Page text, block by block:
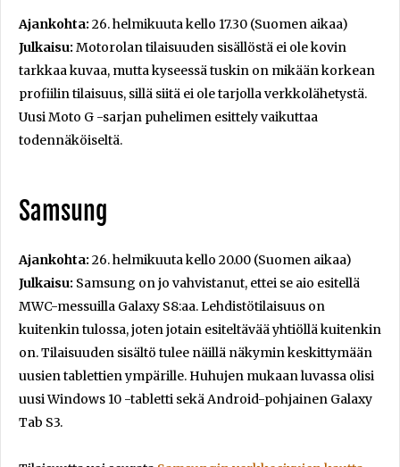
Ajankohta: 26. helmikuuta kello 17.30 (Suomen aikaa)
Julkaisu: Motorolan tilaisuuden sisällöstä ei ole kovin
tarkkaa kuvaa, mutta kyseessä tuskin on mikään korkean
profiilin tilaisuus, sillä siitä ei ole tarjolla verkkolähetystä.
Uusi Moto G -sarjan puhelimen esittely vaikuttaa
todennäköiseltä.
Samsung
Ajankohta: 26. helmikuuta kello 20.00 (Suomen aikaa)
Julkaisu: Samsung on jo vahvistanut, ettei se aio esitellä
MWC-messuilla Galaxy S8:aa. Lehdistötilaisuus on
kuitenkin tulossa, joten jotain esiteltävää yhtiöllä kuitenkin
on. Tilaisuuden sisältö tulee näillä näkymin keskittymään
uusien tablettien ympärille. Huhujen mukaan luvassa olisi
uusi Windows 10 -tabletti sekä Android-pohjainen Galaxy
Tab S3.